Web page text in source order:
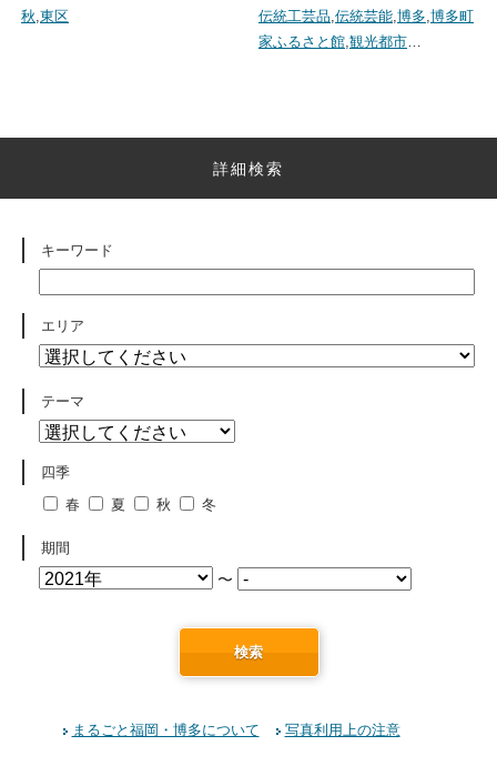
秋,東区
伝統工芸品,伝統芸能,博多,博多町
家ふるさと館,観光都市…
詳細検索
キーワード
エリア
テーマ
四季
春
夏 秋 冬
期間
〜
検索
まるごと福岡・博多について 写真利用上の注意